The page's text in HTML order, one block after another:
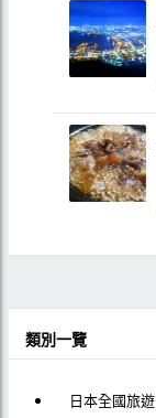
類別一覽
日本全國旅遊